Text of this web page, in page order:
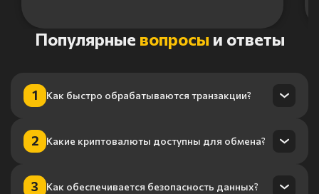
Популярные вопросы и ответы
1 Как быстро обрабатываются транзакции?
Транзакции обрабатываются в течение нескольких минут
благодаря нашему высокопроизводительному
2 Какие криптовалюты доступны для обмена?
Мы поддерживаем более 100 криптовалют, включая
3 Как обеспечивается безопасность данных?